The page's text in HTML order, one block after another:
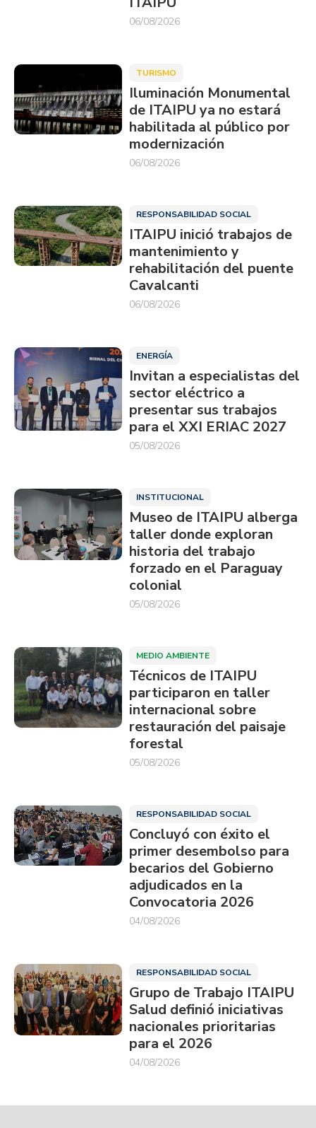
06/08/2026
TURISMO
Iluminación Monumental
de ITAIPU ya no estará
habilitada al público por
modernización
06/08/2026
RESPONSABILIDAD SOCIAL
ITAIPU inició trabajos de
mantenimiento y
rehabilitación del puente
Cavalcanti
06/08/2026
ENERGÍA
Invitan a especialistas del
sector eléctrico a
presentar sus trabajos
para el XXI ERIAC 2027
05/08/2026
INSTITUCIONAL
Museo de ITAIPU alberga
taller donde exploran
historia del trabajo
forzado en el Paraguay
colonial
05/08/2026
MEDIO AMBIENTE
Técnicos de ITAIPU
participaron en taller
internacional sobre
restauración del paisaje
forestal
05/08/2026
RESPONSABILIDAD SOCIAL
Concluyó con éxito el
primer desembolso para
becarios del Gobierno
adjudicados en la
Convocatoria 2026
04/08/2026
RESPONSABILIDAD SOCIAL
Grupo de Trabajo ITAIPU
Salud definió iniciativas
nacionales prioritarias
para el 2026
04/08/2026